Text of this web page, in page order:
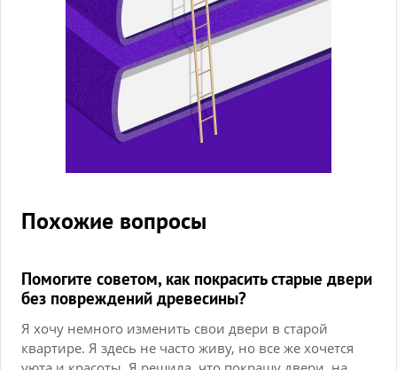
Похожие вопросы
Помогите советом, как покрасить старые двери
без повреждений древесины?
Я хочу немного изменить свои двери в старой
квартире. Я здесь не часто живу, но все же хочется